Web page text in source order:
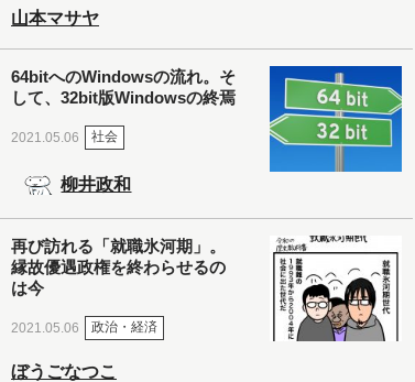
山本マサヤ
64bitへのWindowsの流れ。そ
して、32bit版Windowsの終焉
2021.05.06 社会
柳井政和
再び訪れる「就職氷河期」。
縁故優遇政権を終わらせるの
は今
2021.05.06 政治・経済
ぼうごなつこ